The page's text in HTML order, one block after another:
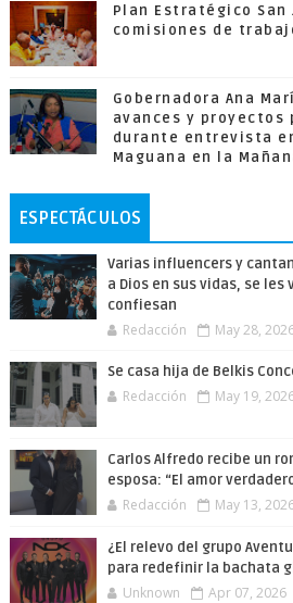
Plan Estratégico San
comisiones de
Gobernadora Ana
avances y proyectos
durante entrevista
Maguana en la
ESPECTÁCULOS
Varias influencers y
a Dios en sus vidas, se les
confiesan
Redacción May 28,
Se casa hija de Belkis
Redacción May 19,
Carlos Alfredo recibe un
esposa: “El amor
Redacción May 13,
¿El relevo del grupo
para redefinir la bachata
Unknown Apr 07, 2026